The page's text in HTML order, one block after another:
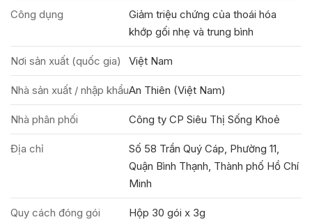
Công dụng
Giảm triệu chứng của thoái hóa
khớp gối nhẹ và trung bình
Nơi sản xuất (quốc gia) Việt Nam
Nhà sản xuất / nhập khẩuAn Thiên (Việt Nam)
Nhà phân phối Công ty CP Siêu Thị Sống Khoẻ
Địa chỉ
Số 58 Trần Quý Cáp, Phường 11,
Quận Bình Thạnh, Thành phố Hồ Chí
Minh
Quy cách đóng gói Hộp 30 gói x 3g